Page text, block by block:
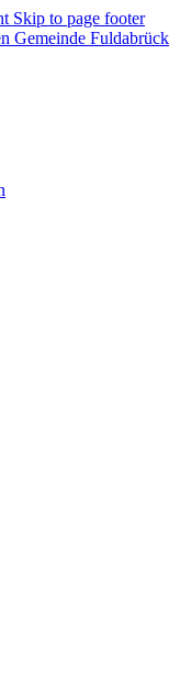
Skip to page footer